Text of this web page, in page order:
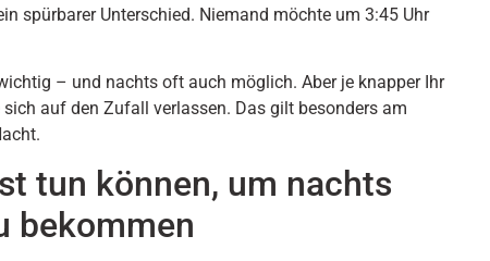
spürbarer Unterschied. Niemand möchte um 3:45 Uhr
– und nachts oft auch möglich. Aber je knapper Ihr
auf den Zufall verlassen. Das gilt besonders am
tun können, um nachts
bekommen